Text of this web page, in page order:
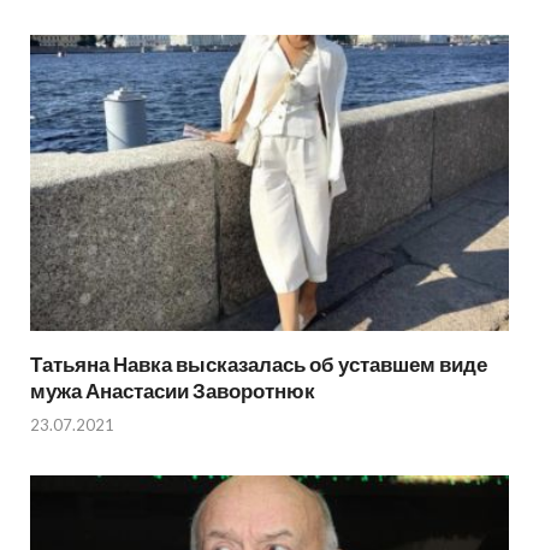
Татьяна Навка высказалась об уставшем виде
мужа Анастасии Заворотнюк
23.07.2021